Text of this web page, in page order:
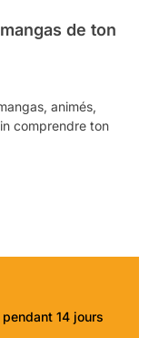
de ton
animés,
comprendre ton
14 jours